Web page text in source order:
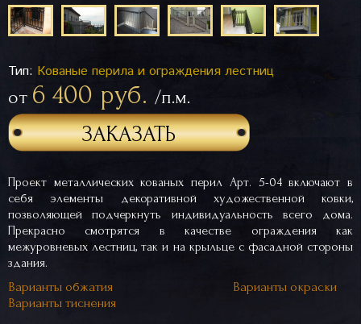
Тип: Кованые перила и ограждения лестниц
от 6 400 руб. /п.м.
ЗАКАЗАТЬ
Проект металлических кованых перил Арт. 5-04 включают в
себя элементы декоративной художественной ковки,
позволяющей подчеркнуть индивидуальность всего дома.
Прекрасно смотрятся в качестве ограждения как
межуровневых лестниц, так и на крыльце с фасадной стороны
здания.
Варианты обжатия
Варианты окраски
Варианты тиснения